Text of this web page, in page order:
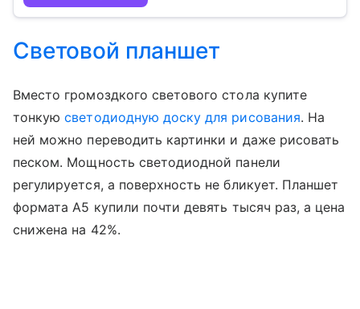
Световой планшет
Вместо громоздкого светового стола купите
тонкуюсветодиодную доску для рисования. На
ней можно переводить картинки и даже рисовать
песком. Мощность светодиодной панели
регулируется, а поверхность не бликует. Планшет
формата А5 купили почти девять тысяч раз, а цена
снижена на 42%.